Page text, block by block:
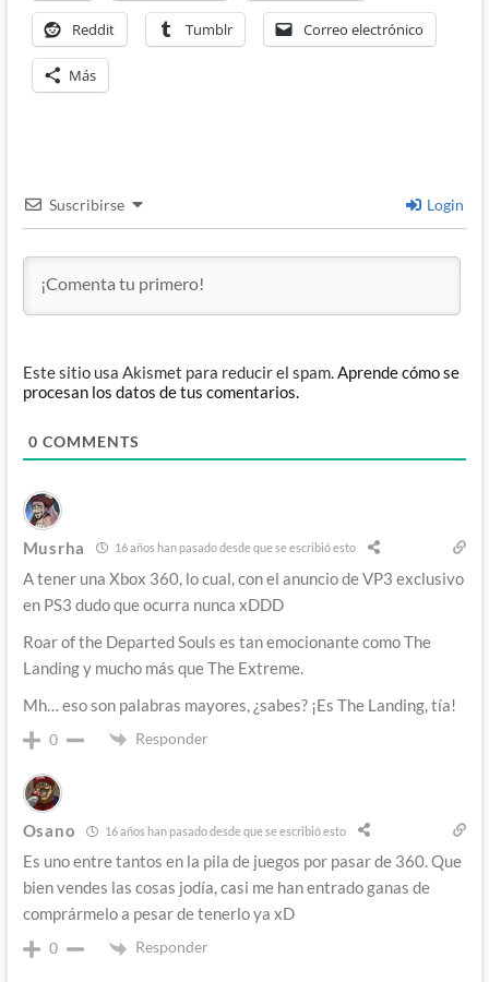
Reddit Tumblr Correo electrónico
Más
Suscribirse Login
Este sitio usa Akismet para reducir el spam.Aprende cómo se
procesan los datos de tus comentarios.
0 COMMENTS
Musrha 16 años han pasado desde que se escribió esto
A tener una Xbox 360, lo cual, con el anuncio de VP3 exclusivo
en PS3 dudo que ocurra nunca xDDD
Roar of the Departed Souls es tan emocionante como The
Landing y mucho más que The Extreme.
Mh… eso son palabras mayores, ¿sabes? ¡Es The Landing, tía!
0 Responder
Osano 16 años han pasado desde que se escribió esto
Es uno entre tantos en la pila de juegos por pasar de 360. Que
bien vendes las cosas jodía, casi me han entrado ganas de
comprármelo a pesar de tenerlo ya xD
0 Responder